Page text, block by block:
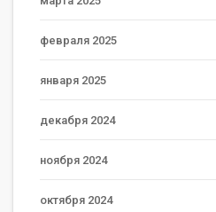
февраля 2025
января 2025
декабря 2024
ноября 2024
октября 2024